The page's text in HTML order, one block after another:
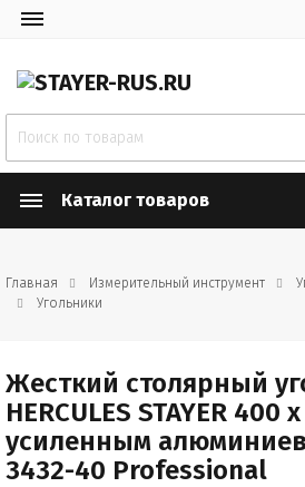
Каталог товаров
Главная Измерительный инструмент
Угольники
Жесткий столярный
HERCULES STAYER 400
усиленным
3432-40 Professional